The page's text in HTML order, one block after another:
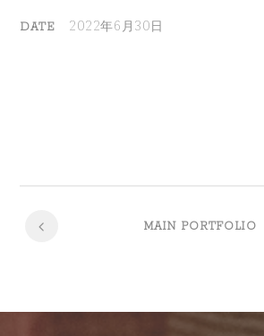
DATE 2022年6月30日
MAIN PORTFOLIO